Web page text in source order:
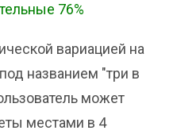
76%
вариацией на
названием "три в
может
местами в 4